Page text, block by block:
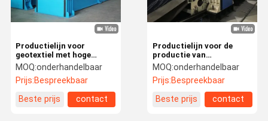
Productielijn voor de
productie van
afvalstoffen van
gerecycleerde vezels van
felt
MOQ:onderhandelbaar
Prijs:Bespreekbaar
Beste prijs
contact
Productielijn voor
geotextiel met hoge
capaciteit
MOQ:onderhandelbaar
Prijs:Bespreekbaar
Beste prijs
contact